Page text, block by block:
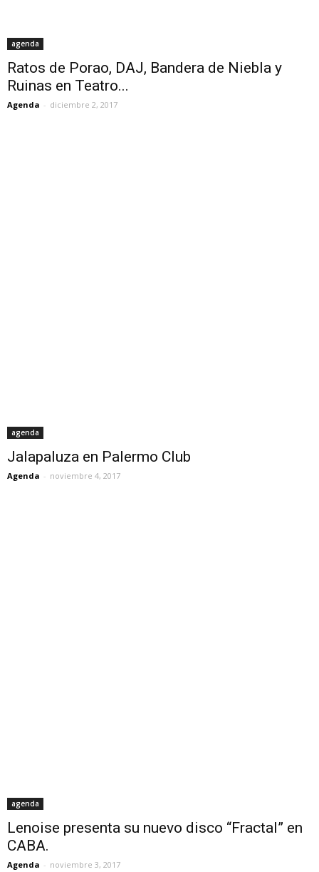
agenda
Ratos de Porao, DAJ, Bandera de Niebla y
Ruinas en Teatro...
Agenda - diciembre 2, 2017
agenda
Jalapaluza en Palermo Club
Agenda - noviembre 4, 2017
agenda
Lenoise presenta su nuevo disco “Fractal” en
CABA.
Agenda - noviembre 3, 2017